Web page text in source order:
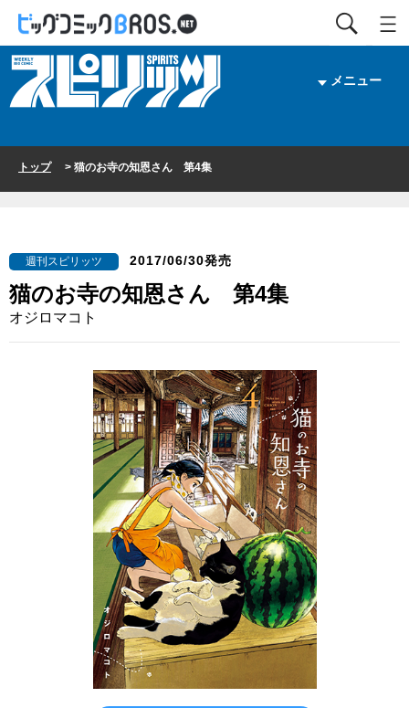
メニュー
トップ> 猫のお寺の知恩さん 第4集
週刊スピリッツ 2017/06/30発売
猫のお寺の知恩さん 第4集
オジロマコト